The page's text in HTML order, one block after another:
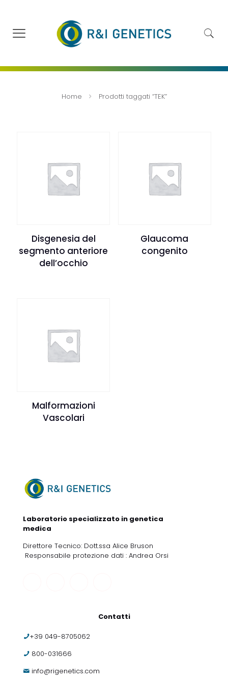
Home Prodotti taggati “TEK”
Disgenesia del
segmento anteriore
dell’occhio
Glaucoma
congenito
Malformazioni
Vascolari
Laboratorio specializzato in genetica
medica
Direttore Tecnico: Dott.ssa Alice Bruson
Responsabile protezione dati : Andrea Orsi
Contatti
+39 049-8705062
800-031666
info@rigenetics.com